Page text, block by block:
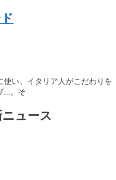
い、イタリア人がこだわりを
…。そ
ュース